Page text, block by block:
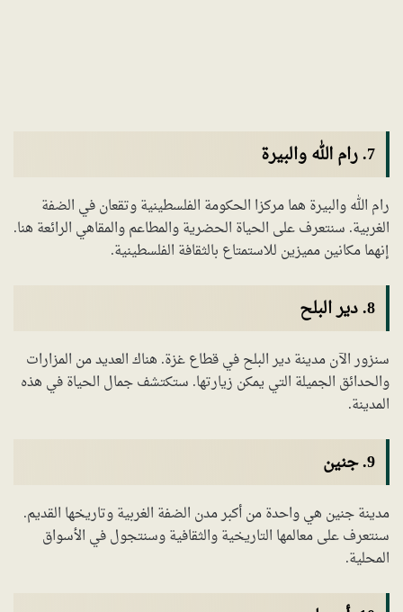
7. رام الله والبيرة
رام الله والبيرة هما مركزا الحكومة الفلسطينية وتقعان في الضفة
الغربية. سنتعرف على الحياة الحضرية والمطاعم والمقاهي الرائعة هنا.
إنهما مكانين مميزين للاستمتاع بالثقافة الفلسطينية.
8. دير البلح
سنزور الآن مدينة دير البلح في قطاع غزة. هناك العديد من المزارات
والحدائق الجميلة التي يمكن زيارتها. ستكتشف جمال الحياة في هذه
المدينة.
9. جنين
مدينة جنين هي واحدة من أكبر مدن الضفة الغربية وتاريخها القديم.
سنتعرف على معالمها التاريخية والثقافية وسنتجول في الأسواق
المحلية.